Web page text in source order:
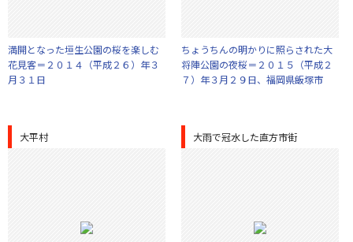
満開となった垣生公園の桜を楽しむ
花見客＝２０１４（平成２６）年３
月３１日
ちょうちんの明かりに照らされた大
将陣公園の夜桜＝２０１５（平成２
７）年３月２９日、福岡県飯塚市
大平村 大雨で冠水した直方市街